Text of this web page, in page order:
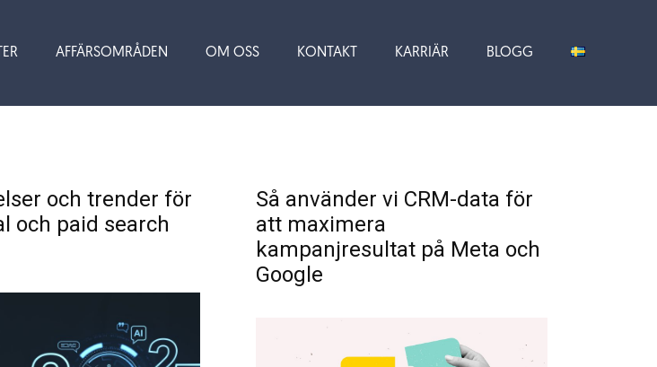
AFFÄRSOMRÅDEN OM OSS KONTAKT KARRIÄR BLOGG
och trender för
och paid search
Så använder vi CRM-data för
att maximera
kampanjresultat på Meta och
Google